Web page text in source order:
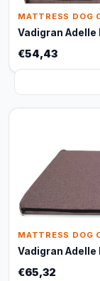
MATTRESS DOG
Vadigran
€54,43
MATTRESS DOG
Vadigran
€65,32